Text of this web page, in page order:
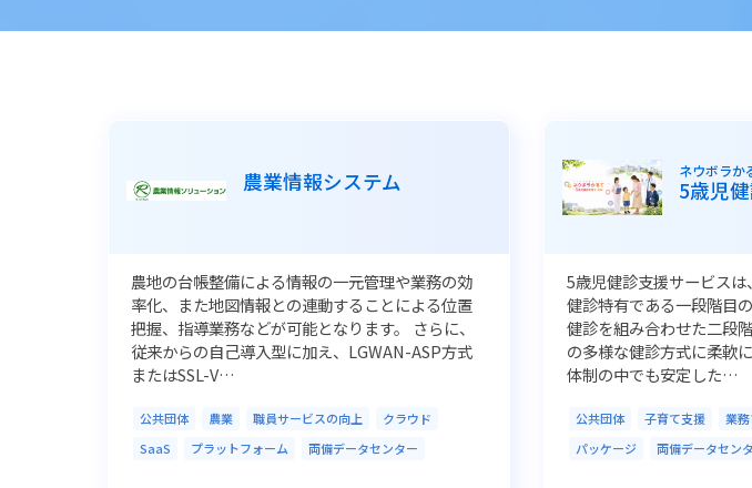
農業情報システム
農地の台帳整備による情報の一元管理や業務の効
率化、また地図情報との連動することによる位置
把握、指導業務などが可能となります。 さらに、
従来からの自己導入型に加え、LGWAN-ASP方式
またはSSL-V…
公共団体 農業 職員サービスの向上
クラウド
SaaS
プラットフォーム 両備データセンター
ネウボラか
5歳児
5歳児健診支援サービス
健診特有である一段階目
健診を組み合わせた二段
の多様な健診方式に柔軟
体制の中でも安定した…
公共団体 子育て支援 業
パッケージ
両備データセン